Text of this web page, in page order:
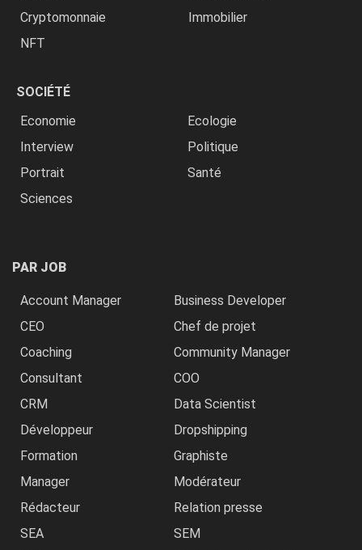
Cryptomonnaie
Immobilier
NFT
SOCIÉTÉ
Economie
Ecologie
Interview
Politique
Portrait
Santé
Sciences
PAR JOB
Account Manager
Business Developer
CEO
Chef de projet
Coaching
Community Manager
Consultant
COO
CRM
Data Scientist
Développeur
Dropshipping
Formation
Graphiste
Manager
Modérateur
Rédacteur
Relation presse
SEA
SEM